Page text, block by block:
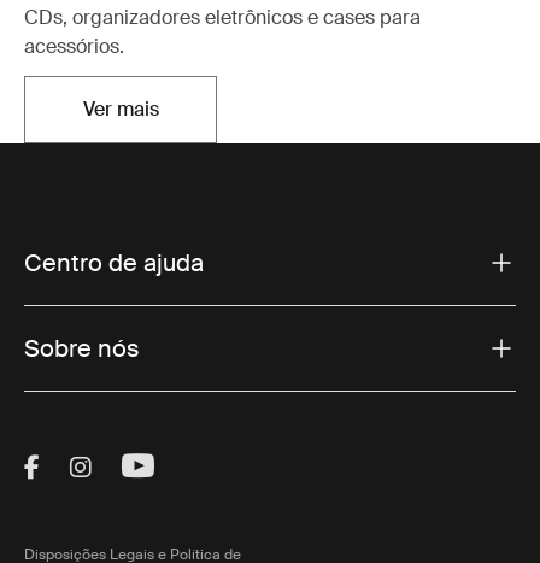
CDs, organizadores eletrônicos e cases para
acessórios.
Ver maisAbre em uma nova aba
Centro de ajuda
Sobre nós
Visit Thule on Facebook (external link)
Visit Thule on Instagram (external link)
Visit Thule on Youtube (external
Disposições Legais e Política de